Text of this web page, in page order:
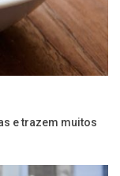
e trazem muitos